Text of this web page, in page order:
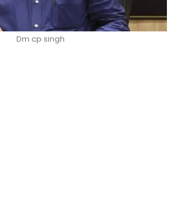
Dm cp singh